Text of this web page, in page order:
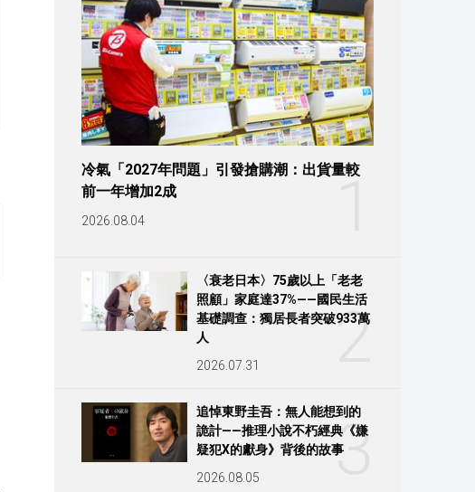
冷氣「2027年問題」引發搶購潮：出貨量較
前一年增加2成
2026.08.04
2
〈衰老日本〉75歲以上「老老
照顧」家庭達37%——國民生活
基礎調查：獨居長者突破933萬
人
2026.07.31
3
追悼東野圭吾：無人能想到的
詭計——推理小說不朽經典《嫌
疑犯X的獻身》背後的故事
2026.08.05